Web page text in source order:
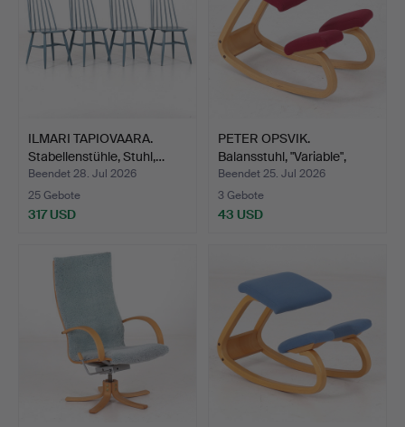
ILMARI TAPIOVAARA.
Stabellenstühle, Stuhl,…
Beendet 28. Jul 2026
25 Gebote
317 USD
PETER OPSVIK.
Balansstuhl, "Variable",
Sto…
Beendet 25. Jul 2026
3 Gebote
43 USD